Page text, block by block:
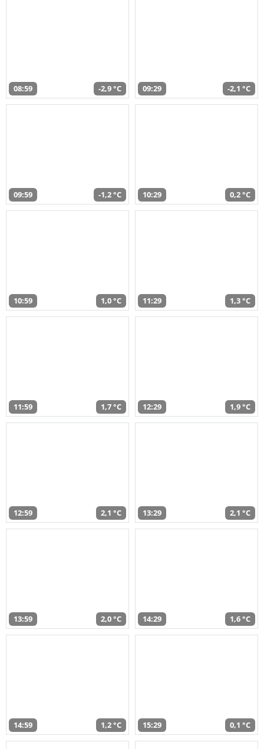
08:59 -2,9 °C 09:29 -2,1 °C
09:59 -1,2 °C 10:29 0,2 °C
10:59 1,0 °C 11:29 1,3 °C
11:59 1,7 °C 12:29 1,9 °C
12:59 2,1 °C 13:29 2,1 °C
13:59 2,0 °C 14:29 1,6 °C
14:59 1,2 °C 15:29 0,1 °C